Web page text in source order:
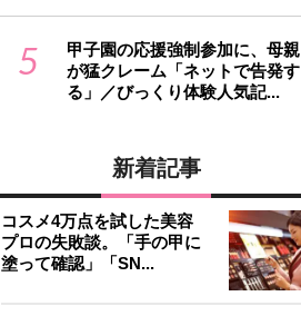
5
甲子園の応援強制参加に、母親
が猛クレーム「ネットで告発す
る」／びっくり体験人気記...
新着記事
コスメ4万点を試した美容
プロの失敗談。「手の甲に
塗って確認」「SN...